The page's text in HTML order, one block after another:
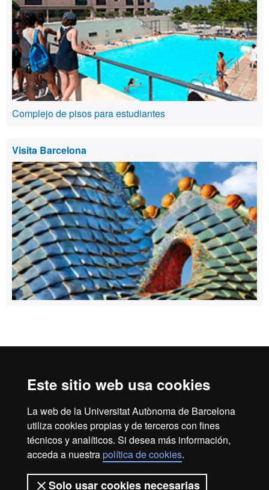
Este sitio web usa cookies
La web de la Universitat Autònoma de Barcelona
utiliza cookies propias y de terceros con fines
técnicos y analíticos. Si desea más información,
acceda a nuestrapolítica de cookies.
Solo usar cookies necesarias
Complejo de pisos para estudiantes
Visita Barcelona
HR
Inicio Aviso legal
Política de privacidad
Protección de datos Sobre la web
Somos una universidad líder que imparte una docencia de